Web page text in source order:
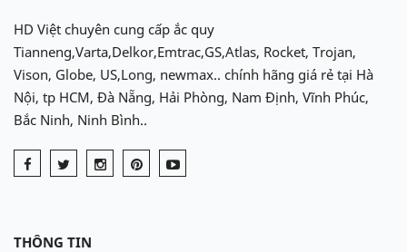
(45Ah)
HD Việt chuyên cung cấp ắc quy
Tianneng,Varta,Delkor,Emtrac,GS,Atlas, Rocket, Trojan,
Vison, Globe, US,Long, newmax.. chính hãng giá rẻ tại Hà
Nội, tp HCM, Đà Nẵng, Hải Phòng, Nam Định, Vĩnh Phúc,
Bắc Ninh, Ninh Bình..
THÔNG TIN